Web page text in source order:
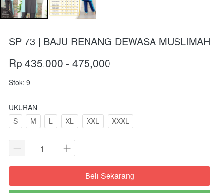
SP 73 | BAJU RENANG DEWASA MUSLIMAH
Rp 435.000 - 475,000
Stok: 9
UKURAN
S
M L XL XXL XXXL
`Beli Sekarang